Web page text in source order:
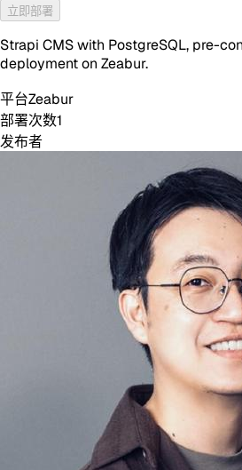
立即部署
Strapi CMS with PostgreSQL, pre-
deployment on Zeabur.
平台Zeabur
部署次数1
发布者